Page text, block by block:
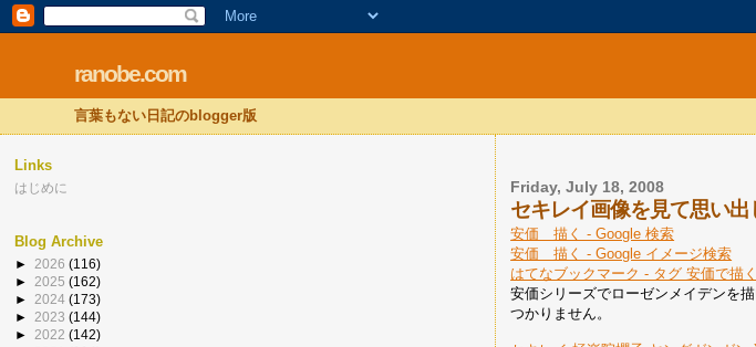
ranobe.com
言葉もない日記のblogger版
Friday, July 18, 2008
セキレイ画像を見て思い
安価 描く - Google 検索
安価 描く - Google イメージ検索
はてなブックマーク - タグ 安価で描く
安価シリーズでローゼンメイデンを
つかりません。
Links
はじめに
Blog Archive
► 2026 (116)
► 2025 (162)
► 2024 (173)
► 2023 (144)
► 2022 (142)